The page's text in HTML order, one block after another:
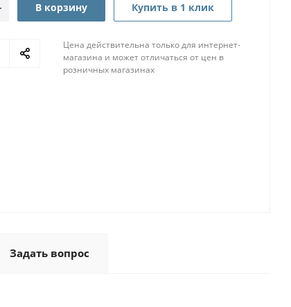
В корзину Купить в 1 клик
Цена действительна только для интернет-
магазина и может отличаться от цен в
розничных магазинах
Задать вопрос